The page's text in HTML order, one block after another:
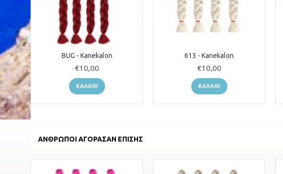
BUG - Kanekalon
€10,00
ΚΑΛΆΘΙ
613 - Kanekalon
€10,00
ΚΑΛΆΘΙ
ΆΝΘΡΩΠΟΙ ΑΓΌΡΑΣΑΝ ΕΠΊΣΗΣ